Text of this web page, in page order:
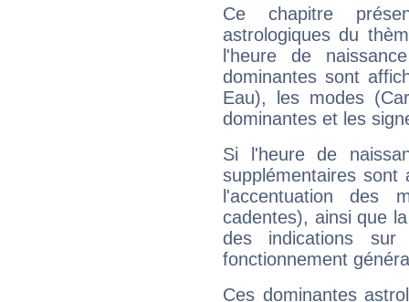
Ce chapitre
astrologiques du
l'heure de
dominantes sont
Eau), les modes
dominantes et les
Si l'heure de
supplémentaires sont
l'accentuation des
cadentes), ainsi que
des indications sur
fonctionnement
Ces dominantes